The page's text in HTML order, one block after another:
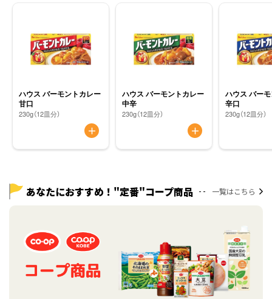
ハウス バーモントカレー
甘口
230g（12皿分）
ハウス バーモントカレー
中辛
230g（12皿分）
ハウス バー
辛口
230g（12皿分）
あなたにおすすめ！"定番"コープ商品 一覧はこちら